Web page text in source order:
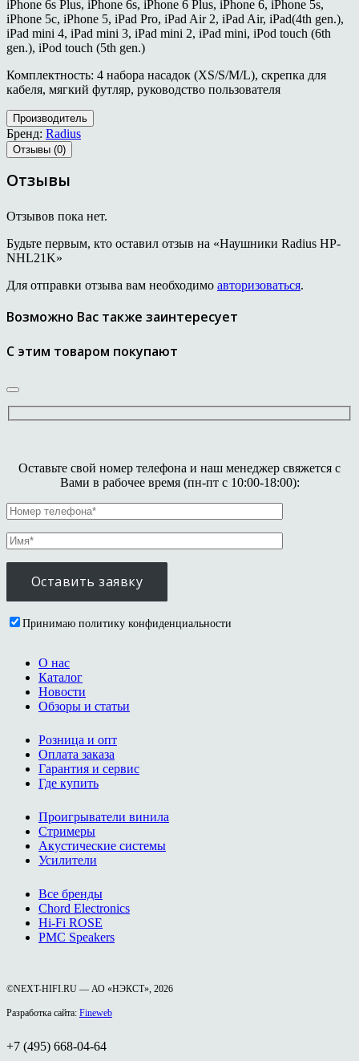
iPhone 6s Plus, iPhone 6s, iPhone 6 Plus, iPhone 6, iPhone 5s,
iPhone 5c, iPhone 5, iPad Pro, iPad Air 2, iPad Air, iPad(4th gen.),
iPad mini 4, iPad mini 3, iPad mini 2, iPad mini, iPod touch (6th
gen.), iPod touch (5th gen.)
Комплектность: 4 набора насадок (XS/S/M/L), скрепка для
кабеля, мягкий футляр, руководство пользователя
Производитель
Бренд: Radius
Отзывы (0)
Отзывы
Отзывов пока нет.
Будьте первым, кто оставил отзыв на «Наушники Radius HP-
NHL21K»
Для отправки отзыва вам необходимо авторизоваться.
Возможно Вас также заинтересует
С этим товаром покупают
Оставьте свой номер телефона и наш менеджер свяжется с
Вами в рабочее время (пн-пт с 10:00-18:00):
Принимаю политику конфиденциальности
О нас
Каталог
Новости
Обзоры и статьи
Розница и опт
Оплата заказа
Гарантия и сервис
Где купить
Проигрыватели винила
Стримеры
Акустические системы
Усилители
Все бренды
Chord Electronics
Hi-Fi ROSE
PMC Speakers
©NEXT-HIFI.RU — АО «НЭКСТ», 2026
Разработка сайта: Fineweb
+7 (495) 668-04-64